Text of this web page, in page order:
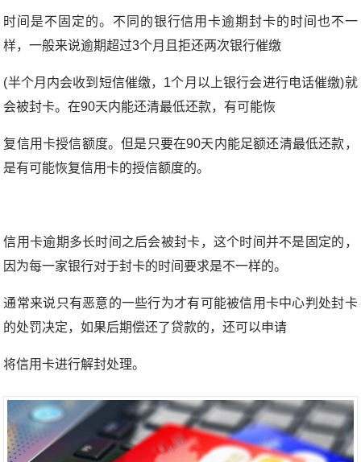
时间是不固定的。不同的银行信用卡逾期封卡的时间也不一
样，一般来说逾期超过3个月且拒还两次银行催缴
(半个月内会收到短信催缴，1个月以上银行会进行电话催缴)就
会被封卡。在90天内能还清最低还款，有可能恢
复信用卡授信额度。但是只要在90天内能足额还清最低还款，
是有可能恢复信用卡的授信额度的。
信用卡逾期多长时间之后会被封卡，这个时间并不是固定的，
因为每一家银行对于封卡的时间要求是不一样的。
通常来说只有恶意的一些行为才有可能被信用卡中心判处封卡
的处罚决定，如果后期偿还了贷款的，还可以申请
将信用卡进行解封处理。